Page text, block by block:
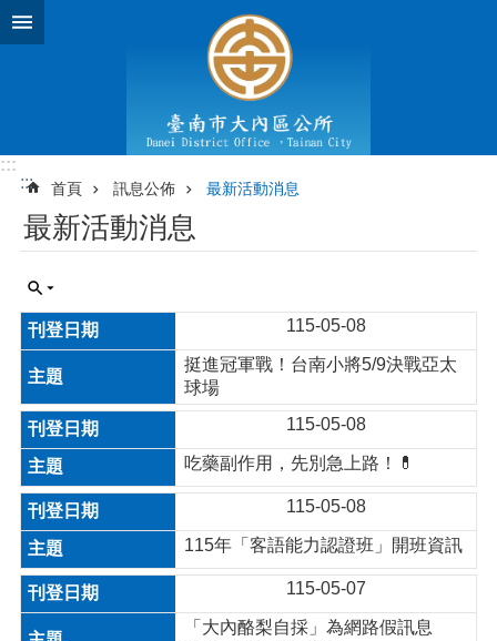
跳到主要內容區塊
:::
:::
首頁 訊息公佈 最新活動消息
最新活動消息
115-05-08
挺進冠軍戰！台南小將5/9決戰亞太
球場
115-05-08
吃藥副作用，先別急上路！💊
115-05-08
115年「客語能力認證班」開班資訊
115-05-07
「大內酪梨自採」為網路假訊息